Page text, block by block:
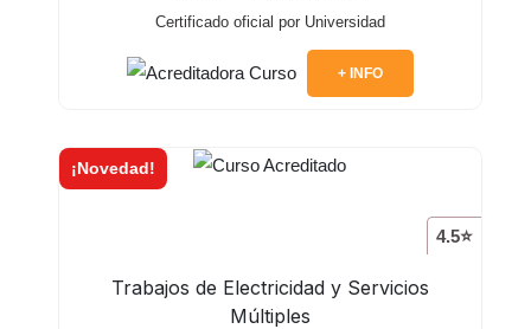
Certificado oficial por Universidad
+ INFO
¡Novedad!
4.5⭐
Trabajos de Electricidad y Servicios
Múltiples